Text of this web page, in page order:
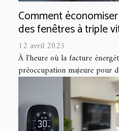
Comment
des fenêtres à triple
12 avril 2025
À l'heure où la facture
préoccupation majeure pour